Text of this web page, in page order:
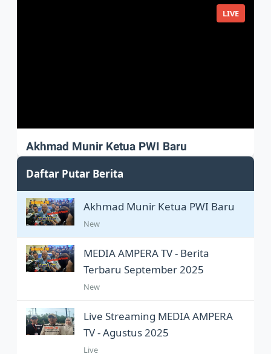
LIVE
Akhmad Munir Ketua PWI Baru
Akhmad Munir sah Pimpin PWI Pusat
Daftar Putar Berita
Akhmad Munir Ketua PWI Baru
New
MEDIA AMPERA TV - Berita
Terbaru September 2025
New
Live Streaming MEDIA AMPERA
TV - Agustus 2025
Live